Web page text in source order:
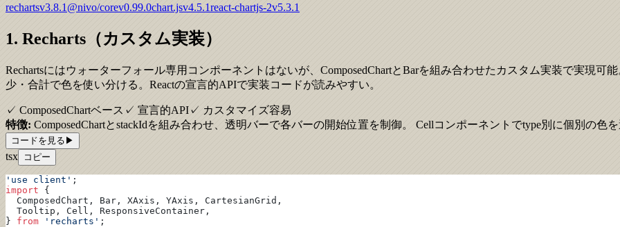
rechartsv3.8.1 @nivo/corev0.99.0chart.jsv4.5.1react-chartjs-2v5.3.1
1. Recharts（カスタム実装）
Rechartsにはウォーターフォール専用コンポーネントはないが、ComposedChartとBarを組み合わせたカスタム実装で実現可
少・合計で色を使い分ける。Reactの宣言的APIで実装コードが読みやすい。
✓ ComposedChartベース ✓ 宣言的API✓ カスタマイズ容易
特徴: ComposedChartとstackIdを組み合わせ、透明バーで各バーの開始位置を制御。 Cellコンポーネントでtype別に個別の色
コードを見る ▶
tsx コピー
'use client' ;
import {
  ComposedChart, Bar, XAxis, YAxis, CartesianGrid,
  Tooltip, Cell, ResponsiveContainer,
} from 'recharts' ;